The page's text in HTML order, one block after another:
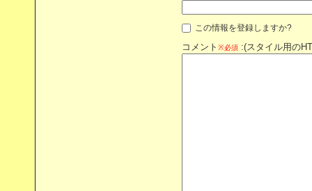
この情報を登録しますか?
コメント ※必須 :(スタイル用の